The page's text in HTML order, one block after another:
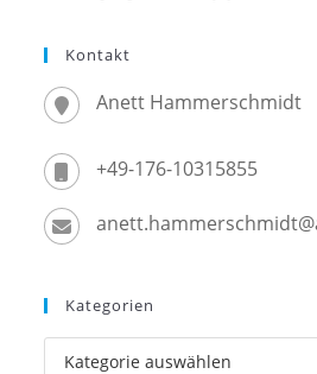
Kontakt
Anett Hammerschmidt
+49-176-10315855
Kategorien
Kategorien